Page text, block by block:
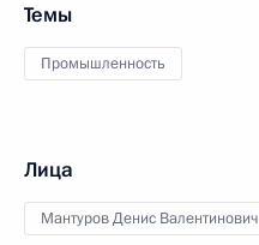
Темы
Промышленность
Лица
Мантуров Денис Валентинович